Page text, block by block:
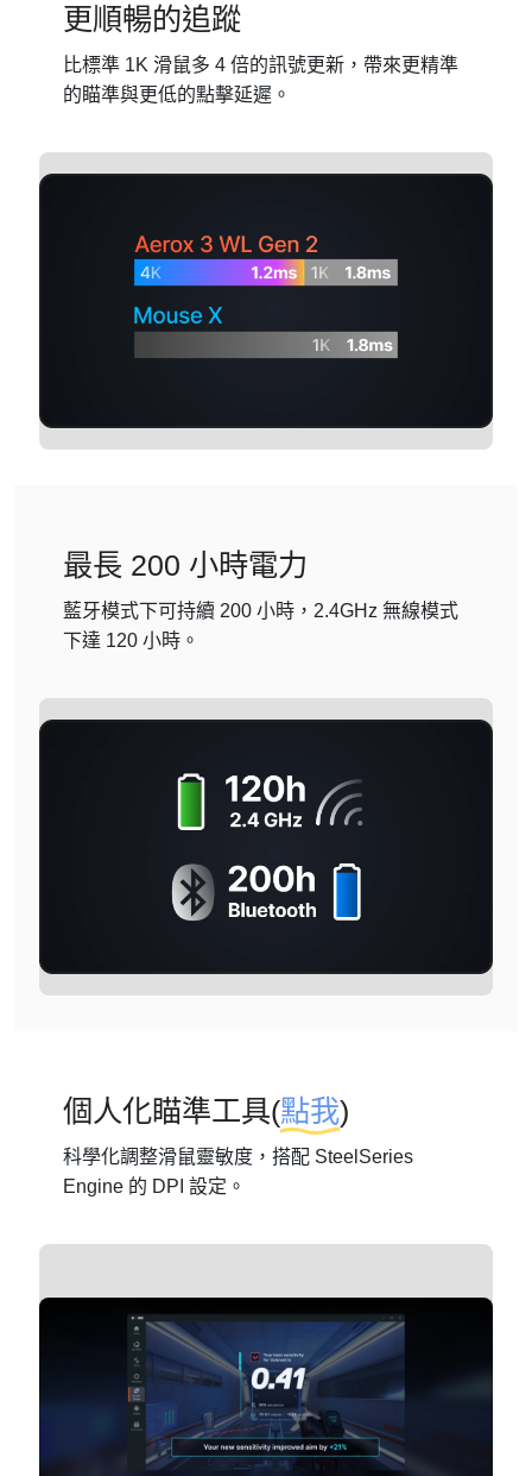
更順暢的追蹤
比標準 1K 滑鼠多 4 倍的訊號更新，帶來更精準
的瞄準與更低的點擊延遲。
最長 200 小時電力
藍牙模式下可持續 200 小時，2.4GHz 無線模式
下達 120 小時。
個人化瞄準工具(點我)
科學化調整滑鼠靈敏度，搭配 SteelSeries
Engine 的 DPI 設定。